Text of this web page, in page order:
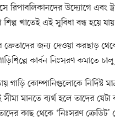
রিপাবলিকানদের উদ্যোগে এবং
খাতেই এই সুবিধা বন্ধ হয়ে
ক্রেতাদের জন্য দেওয়া করছাড়
কার্বন নিঃসরণ কমাতে
গাড়ি কোম্পানিগুলোকে নির্দিষ্ট
সীমা মানতে ব্যর্থ হলে তাদের
কাছ থেকে ‘নিঃসরণ ক্রেডিট’